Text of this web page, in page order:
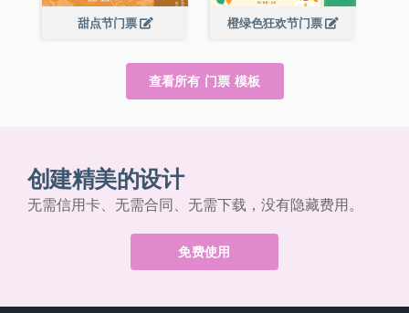
甜点节门票 橙绿色狂欢节门票
查看所有 门票 模板
创建精美的设计
无需信用卡、无需合同、无需下载，没有隐藏费用。
免费使用